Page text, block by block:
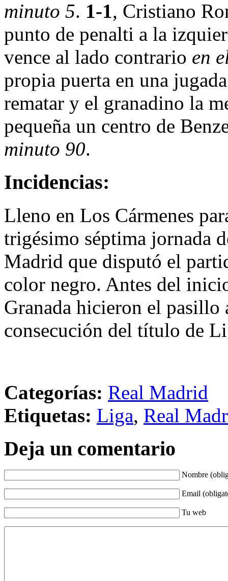
minuto 5. 1-1, Cristiano
punto de penalti a la
vence al lado contrario en
propia puerta en una
rematar y el granadino la
pequeña un centro de
minuto 90.
Incidencias:
Lleno en Los Cármenes
trigésimo séptima jornada
Madrid que disputó el
color negro. Antes del
Granada hicieron el
consecución del título de
Categorías: Real Madrid
Etiquetas: Liga, Real
Deja un comentario
Nombre
Email
Tu web